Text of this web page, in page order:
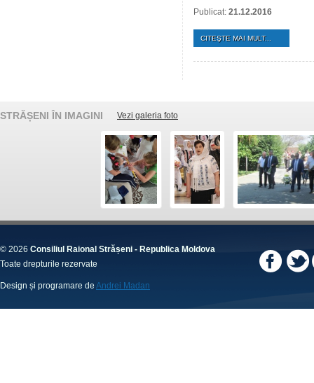
Publicat: 21.12.2016
CITEŞTE MAI MULT...
STRĂȘENI ÎN IMAGINI Vezi galeria foto
© 2026 Consiliul Raional Strășeni - Republica Moldova
Toate drepturile rezervate
Design și programare de Andrei Madan